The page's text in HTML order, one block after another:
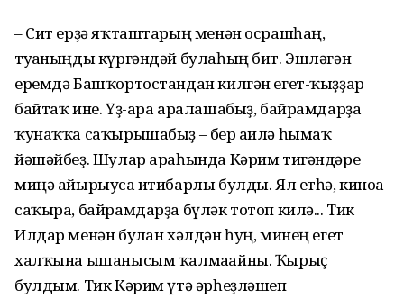
– Сит ерҙә яҡташтарың менән осрашһаң,
туғаныңды күргәндәй булаһың бит. Эшләгән
еремдә Башҡортостандан килгән егет-ҡыҙҙар
байтаҡ ине. Үҙ-ара аралашабыҙ, байрамдарҙа
ҡунаҡҡа саҡырышабыҙ – бер ғаилә һымаҡ
йәшәйбеҙ. Шулар араһында Кәрим тигәндәре
миңә айырыуса иғтибарлы булды. Ял етһә, киноға
саҡыра, байрамдарҙа бүләк тотоп килә... Тик
Илдар менән булған хәлдән һуң, минең егет
халҡына ышанысым ҡалмағайны. Ҡырыҫ
булдым. Тик Кәрим үтә әрһеҙләшеп